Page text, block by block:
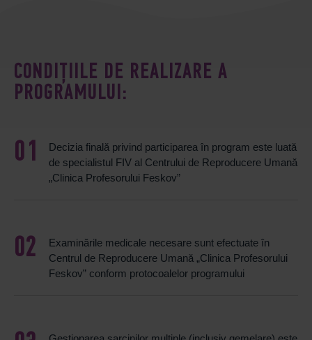
CONDIȚIILE DE REALIZARE A
PROGRAMULUI:
Decizia finală privind participarea în program este luată
de specialistul FIV al Centrului de Reproducere Umană
„Clinica Profesorului Feskov”
Examinările medicale necesare sunt efectuate în
Centrul de Reproducere Umană „Clinica Profesorului
Feskov” conform protocoalelor programului